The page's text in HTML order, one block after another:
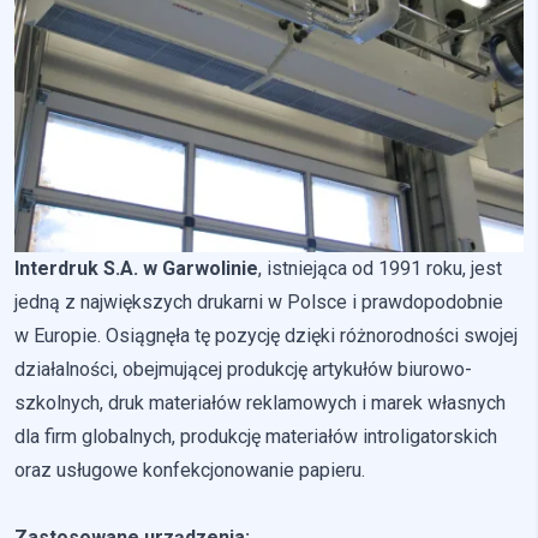
Interdruk S.A. w Garwolinie, istniejąca od 1991 roku, jest
jedną z największych drukarni w Polsce i prawdopodobnie
w Europie. Osiągnęła tę pozycję dzięki różnorodności swojej
działalności, obejmującej produkcję artykułów biurowo-
szkolnych, druk materiałów reklamowych i marek własnych
dla firm globalnych, produkcję materiałów introligatorskich
oraz usługowe konfekcjonowanie papieru.
zapamiętanie informacji, które zmieniają wygląd lub
funkcjonowanie strony, np. preferowany język lub region, w
którym znajduje się użytkownik.
Statystyka
Statystyczne pliki cookie pomagają właścicielem stron
internetowych zrozumieć, w jaki sposób różni użytkownicy
zachowują się na stronie, gromadząc i zgłaszając anonimowe
informacje.
Marketing
Marketingowe pliki cookie stosowane są w celu śledzenia
użytkowników na stronach internetowych. Celem jest
wyświetlanie reklam, które są istotne i interesujące dla
poszczególnych użytkowników i tym samym bardziej cenne dla
wydawców i reklamodawców strony trzeciej.
Nieklasyfikowane